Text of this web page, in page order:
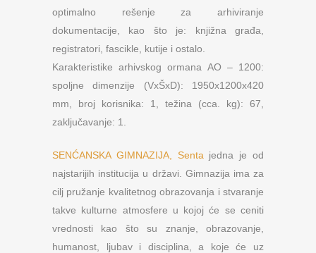
optimalno rešenje za arhiviranje
dokumentacije, kao što je: knjižna građa,
registratori, fascikle, kutije i ostalo.
Karakteristike arhivskog ormana AO – 1200:
spoljne dimenzije (VxŠxD): 1950x1200x420
mm, broj korisnika: 1, težina (cca. kg): 67,
zaključavanje: 1.
SENĆANSKA GIMNAZIJA, Senta jedna je od
najstarijih institucija u državi. Gimnazija ima za
cilj pružanje kvalitetnog obrazovanja i stvaranje
takve kulturne atmosfere u kojoj će se ceniti
vrednosti kao što su znanje, obrazovanje,
humanost, ljubav i disciplina, a koje će uz